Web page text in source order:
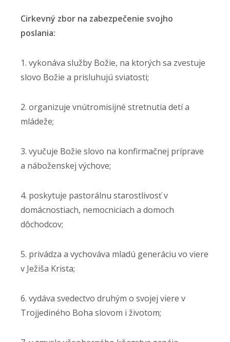
Cirkevný zbor na zabezpečenie svojho
poslania:
1. vykonáva služby Božie, na ktorých sa zvestuje
slovo Božie a prisluhujú sviatosti;
2. organizuje vnútromisijné stretnutia detí a
mládeže;
3. vyučuje Božie slovo na konfirmačnej príprave
a náboženskej výchove;
4. poskytuje pastorálnu starostlivosť v
domácnostiach, nemocniciach a domoch
dôchodcov;
5. privádza a vychováva mladú generáciu vo viere
v Ježiša Krista;
6. vydáva svedectvo druhým o svojej viere v
Trojjediného Boha slovom i životom;